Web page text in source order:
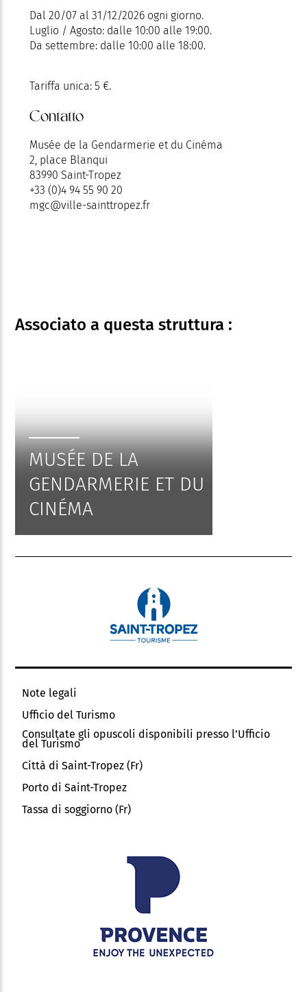
Dal 20/07 al 31/12/2026 ogni giorno.
Luglio / Agosto: dalle 10:00 alle 19:00.
Da settembre: dalle 10:00 alle 18:00.
Tariffa unica: 5 €.
Contatto
Musée de la Gendarmerie et du Cinéma
2, place Blanqui
83990 Saint-Tropez
+33 (0)4 94 55 90 20
mgc@ville-sainttropez.fr
Associato a questa struttura :
MUSÉE DE LA
GENDARMERIE ET DU
CINÉMA
Note legali
Ufficio del Turismo
Consultate gli opuscoli disponibili presso l’Ufficio
del Turismo
Città di Saint-Tropez (Fr)
Porto di Saint-Tropez
Tassa di soggiorno (Fr)